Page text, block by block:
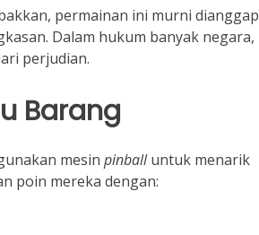
permainan ini murni dianggap
Dalam hukum banyak negara,
perjudian.
Barang
mesin pinballuntuk menarik
poin mereka dengan: